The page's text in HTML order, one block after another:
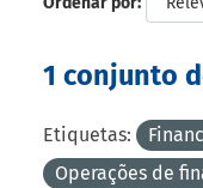
1 conjunto
Etiquetas:
Operações de